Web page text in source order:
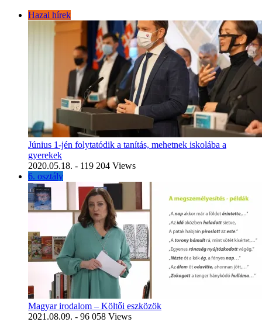
Hazai hírek
Június 1-jén folytatódik a tanítás, mehetnek iskolába a
gyerekek
2020.05.18. - 119 204 Views
6. osztály
Magyar irodalom – Költői eszközök
2021.08.09. - 96 058 Views